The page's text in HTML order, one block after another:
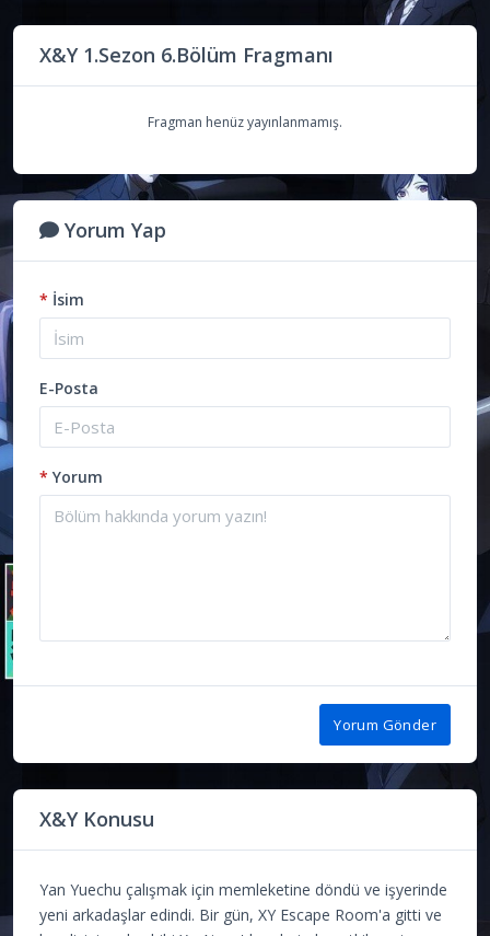
X&Y 1.Sezon 6.Bölüm Fragmanı
Fragman henüz yayınlanmamış.
Yorum Yap
* İsim
E-Posta
* Yorum
Yorum Gönder
X&Y Konusu
Yan Yuechu çalışmak için memleketine döndü ve işyerinde
yeni arkadaşlar edindi. Bir gün, XY Escape Room'a gitti ve